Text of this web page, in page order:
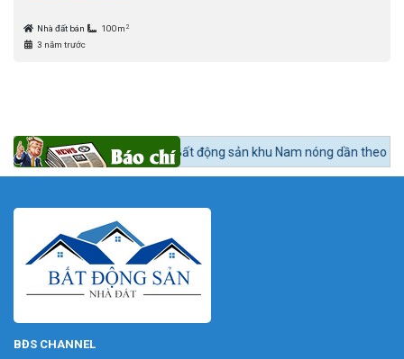
Nhà đất bán 100m 2
3 năm trước
24h BĐS:Bất động sản khu Nam nóng dần theo lộ trình lên quận
BĐS CHANNEL